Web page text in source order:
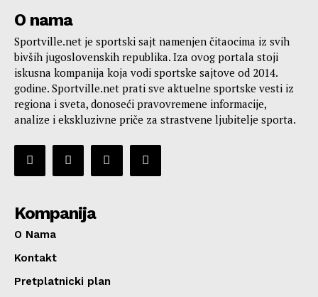
O nama
Sportville.net je sportski sajt namenjen čitaocima iz svih
bivših jugoslovenskih republika. Iza ovog portala stoji
iskusna kompanija koja vodi sportske sajtove od 2014.
godine. Sportville.net prati sve aktuelne sportske vesti iz
regiona i sveta, donoseći pravovremene informacije,
analize i ekskluzivne priče za strastvene ljubitelje sporta.
Kompanija
O Nama
Kontakt
Pretplatnicki plan